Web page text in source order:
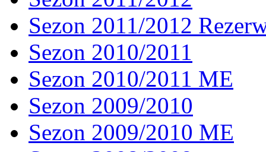
Sezon 2011/2012
Sezon 2010/2011
Sezon 2010/2011 ME
Sezon 2009/2010
Sezon 2009/2010 ME